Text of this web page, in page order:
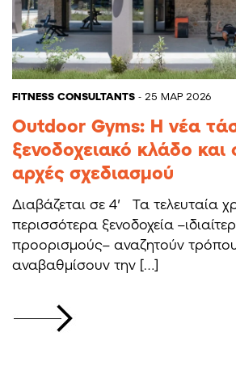
FITNESS CONSULTANTS - 25 ΜΑΡ 2026
Outdoor Gyms: Η νέα
ξενοδοχειακό κλάδο και
αρχές σχεδιασμού
Διαβάζεται σε 4′ Τα τελευταία
περισσότερα ξενοδοχεία
προορισμούς– αναζητούν
αναβαθμίσουν την […]